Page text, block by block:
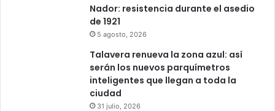
Nador: resistencia durante el asedio
de 1921
5 agosto, 2026
Talavera renueva la zona azul: así
serán los nuevos parquímetros
inteligentes que llegan a toda la
ciudad
31 julio, 2026